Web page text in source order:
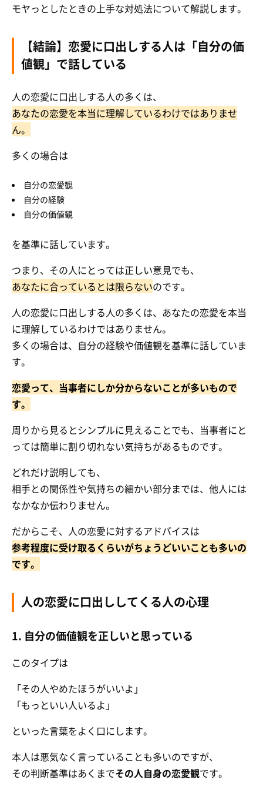
モヤっとしたときの上手な対処法について解説します。
【結論】恋愛に口出しする人は「自分の価
値観」で話している
人の恋愛に口出しする人の多くは、
あなたの恋愛を本当に理解しているわけではありませ
ん。
多くの場合は
自分の恋愛観
自分の経験
自分の価値観
を基準に話しています。
つまり、その人にとっては正しい意見でも、
あなたに合っているとは限らないのです。
人の恋愛に口出しする人の多くは、あなたの恋愛を本当
に理解しているわけではありません。
多くの場合は、自分の経験や価値観を基準に話していま
す。
恋愛って、当事者にしか分からないことが多いもので
す。
周りから見るとシンプルに見えることでも、当事者にと
っては簡単に割り切れない気持ちがあるものです。
どれだけ説明しても、
相手との関係性や気持ちの細かい部分までは、他人には
なかなか伝わりません。
だからこそ、人の恋愛に対するアドバイスは
参考程度に受け取るくらいがちょうどいいことも多いの
です。
人の恋愛に口出ししてくる人の心理
1. 自分の価値観を正しいと思っている
このタイプは
「その人やめたほうがいいよ」
「もっといい人いるよ」
といった言葉をよく口にします。
本人は悪気なく言っていることも多いのですが、
その判断基準はあくまでその人自身の恋愛観です。